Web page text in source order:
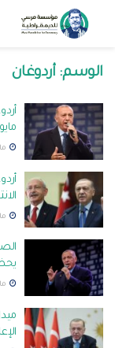
الوسم: أردوغان
مايو
مايو
مايو
مايو